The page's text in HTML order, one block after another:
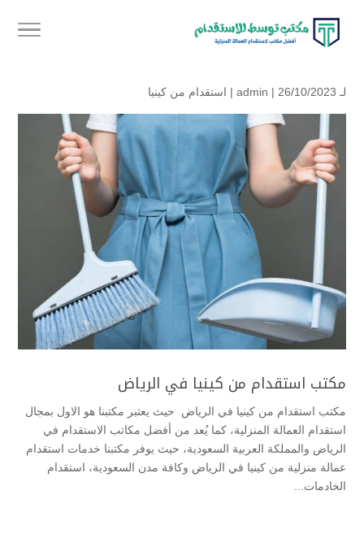
لـ admin | 26/10/2023 | استقدام من كينيا
مكتب استقدام من كينيا في الرياض
مكتب استقدام من كينيا في الرياض حيث يعتبر مكتبنا هو الاول بمجال
استقدام العمالة المنزلية، كما يُعد من أفضل مكاتب الاستقدام في
الرياض والمملكة العربية السعودية، حيث يوفر مكتبنا خدمات استقدام
عمالة منزلية من كينيا في الرياض وكافة مدن السعودية، استقدام
الخادمات...